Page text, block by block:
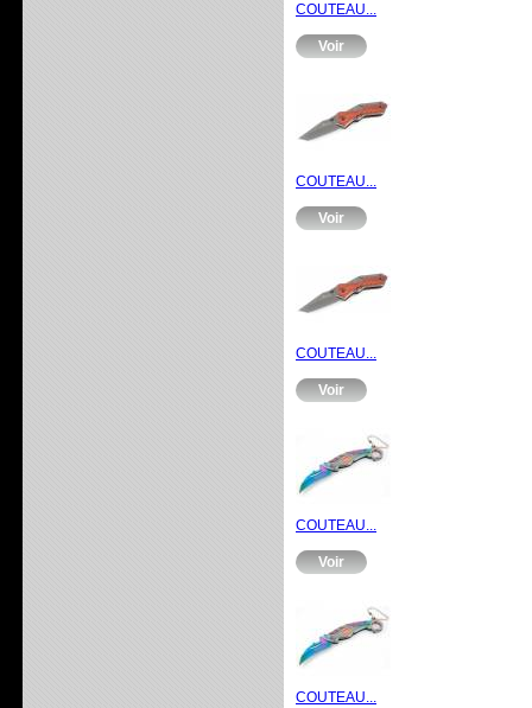
COUTEAU...
Voir
COUTEAU...
Voir
COUTEAU...
Voir
COUTEAU...
Voir
COUTEAU...